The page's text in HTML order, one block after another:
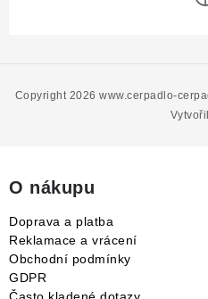
Copyright 2026www.cerpadlo-
O nákupu
Doprava a platba
Reklamace a vrácení
Obchodní podmínky
GDPR